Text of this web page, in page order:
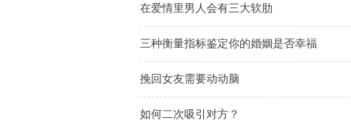
在爱情里男人会有三大软肋
三种衡量指标鉴定你的婚姻是否幸福
挽回女友需要动动脑
如何二次吸引对方？